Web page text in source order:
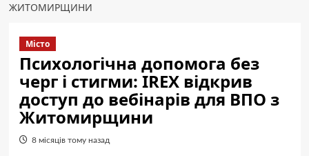
ЖИТОМИРЩИНИ
Місто
Психологічна допомога без
черг і стигми: IREX відкрив
доступ до вебінарів для ВПО з
Житомирщини
8 місяців тому назад